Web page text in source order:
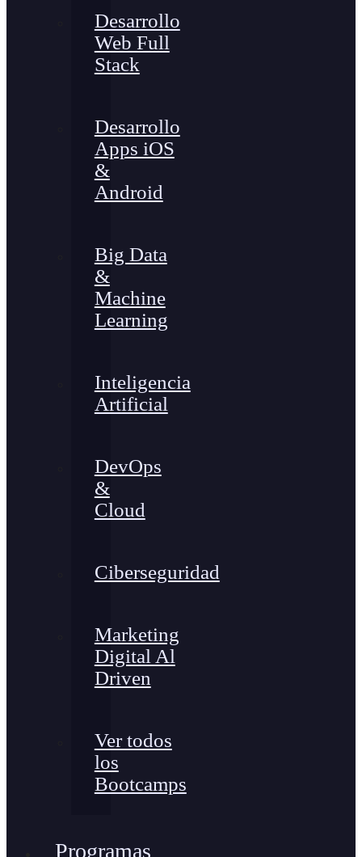
Desarrollo
Web Full
Stack
Desarrollo
Apps iOS
&
Android
Big Data
&
Machine
Learning
Inteligencia
Artificial
DevOps
&
Cloud
Ciberseguridad
Marketing
Digital Al
Driven
Ver todos
los
Bootcamps
Programas